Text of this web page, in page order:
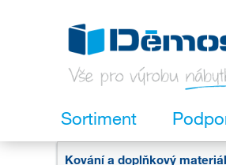
Sortiment
Kování a doplňkový materiál